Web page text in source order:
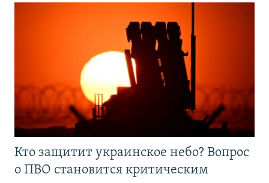
Кто защитит украинское небо? Вопрос
о ПВО становится критическим